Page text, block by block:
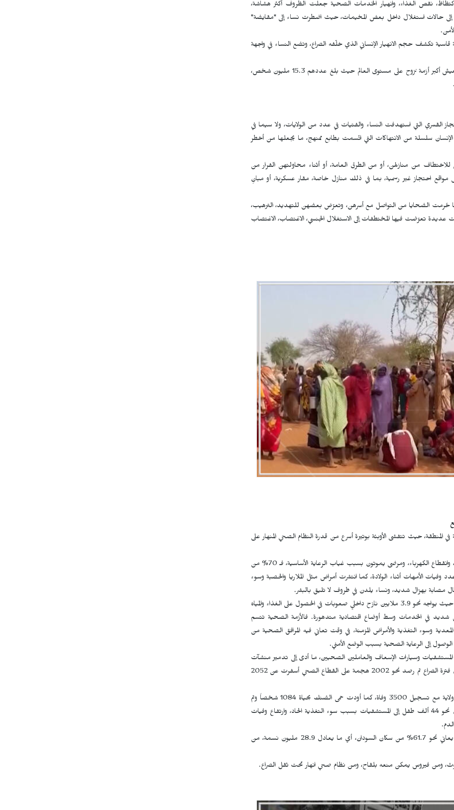
نقص الغذاء، وانهيار الخدمات الصحية جعلت الظروف أكثر هشاشة،
إلى حالات استغلال داخل بعض المخيمات، حيث اضطرت نساء إلى "مقايضة"
قاسية تكشف حجم الانهيار الإنساني الذي خلّفه الصراع، وتضع النساء في واجهة
وبحسب تقرير المفوضية السامية لشؤون اللاجئين فالسودان يعيش أكبر أزمة نزوح على مستوى العالم حيث بلغ عددهم 15.3 مليون شخص،
القسري التي استهدفت النساء والفتيات في عدد من الولايات، ولا سيما في
سلسلة من الانتهاكات التي اتّسمت بطابع ممنهج، ما يجعلها من أخطر
للاختطاف من منازلهن، أو من الطرق العامة، أو أثناء محاولتهن الفرار من
مواقع احتجاز غير رسمية، بما في ذلك منازل خاصة، مقار عسكرية، أو مبانٍ
حُرمت الضحايا من التواصل مع أسرهن، وتعرّض بعضهن للتهديد، الترهيب،
عديدة تعرّضت فيها المختطفات إلى الاستغلال الجنسي، الاغتصاب، الاغتصاب
في المنطقة، حيث تتفشى الأوبئة بوتيرة أسرع من قدرة النظام الصحي المنهار على
ففي المستشفيات التي ما زالت تعمل، هناك نقص في الأدوية، وانقطاع الكهرباء، ومرضى يموتون بسبب غياب الرعاية الأساسية، فـ 70% من
الأمهات أثناء الولادة، كما انتشرت أمراض مثل الملاريا والحصبة وسوء
مصابة بهزال شديد، ونساء يلدن في ظروف لا تليق بالبشر.
منظمة الصحة العالمية حذرت من وضع إنساني بالغ الخطورة، حيث يواجه نحو 3.9 ملايين نازح داخلي صعوبات في الحصول على الغذاء والمياه
شديد في الخدمات وسط أوضاع اقتصادية متدهورة. فالأزمة الصحية تتسم
وسوء التغذية والأمراض المزمنة، في وقت تعاني فيه المرافق الصحية من
الوصول إلى الرعاية الصحية بسبب الوضع الأمني.
وسيارات الإسعاف والعاملين الصحيين، ما أدى إلى تدمير منشآت
ومعدات ومقتل وإصابة عدد كبير من الكوادر والمرضى. فخلال فترة الصراع تم رصد نحو 2002 هجمة على القطاع الصحي أسفرت عن 2052
كما تفشت الأمراض المعدية وانتشرت الكوليرا في أكثر من 18 ولاية مع تسجيل 3500 وفاة، كما أودت حمى الضنك بحياة 1084 شخصاً وتم
تسجيل أكثر من 2.7 مليون إصابة بالملاريا، إلى جانب إدخال نحو 44 ألف طفل إلى المستشفيات بسبب سوء التغذية الحاد، وارتفاع وفيات
وبحسب خطة الاحتياجات الإنسانية والاستجابة لعام 2026، يعاني نحو 61.7% من سكان السودان، أي ما يعادل 28.9 مليون نسمة، من
ومن فيروس يمكن منعه بلقاح، ومن نظام صحي انهار تحت ثقل الصراع.